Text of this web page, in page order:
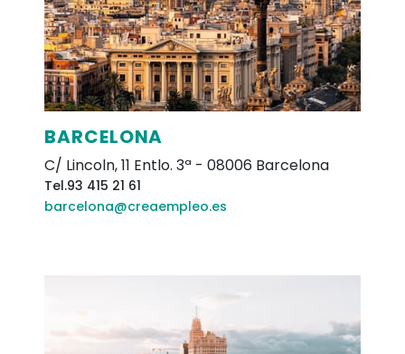
BARCELONA
C/ Lincoln, 11 Entlo. 3ª -08006 Barcelona
Tel.93 415 21 61
barcelona@creaempleo.es